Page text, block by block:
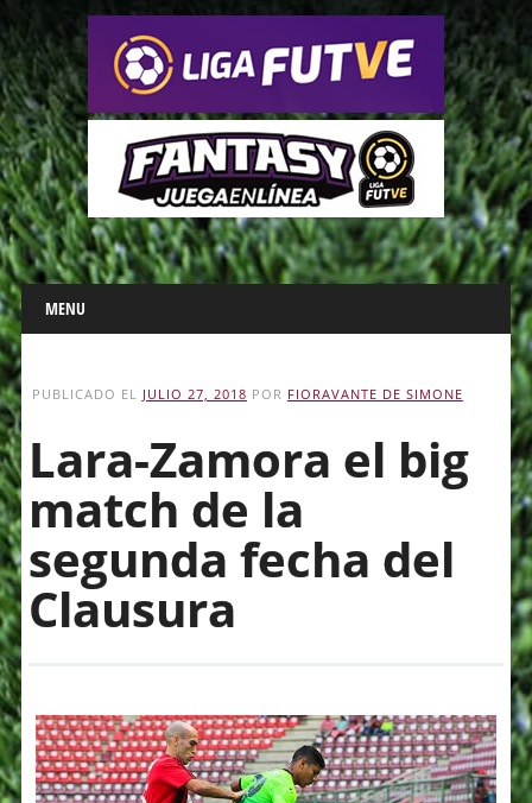
Main menu
Skip
to
content
MENU
PUBLICADO EL JULIO 27, 2018 POR FIORAVANTE DE SIMONE
Lara-Zamora el big
match de la
segunda fecha del
Clausura